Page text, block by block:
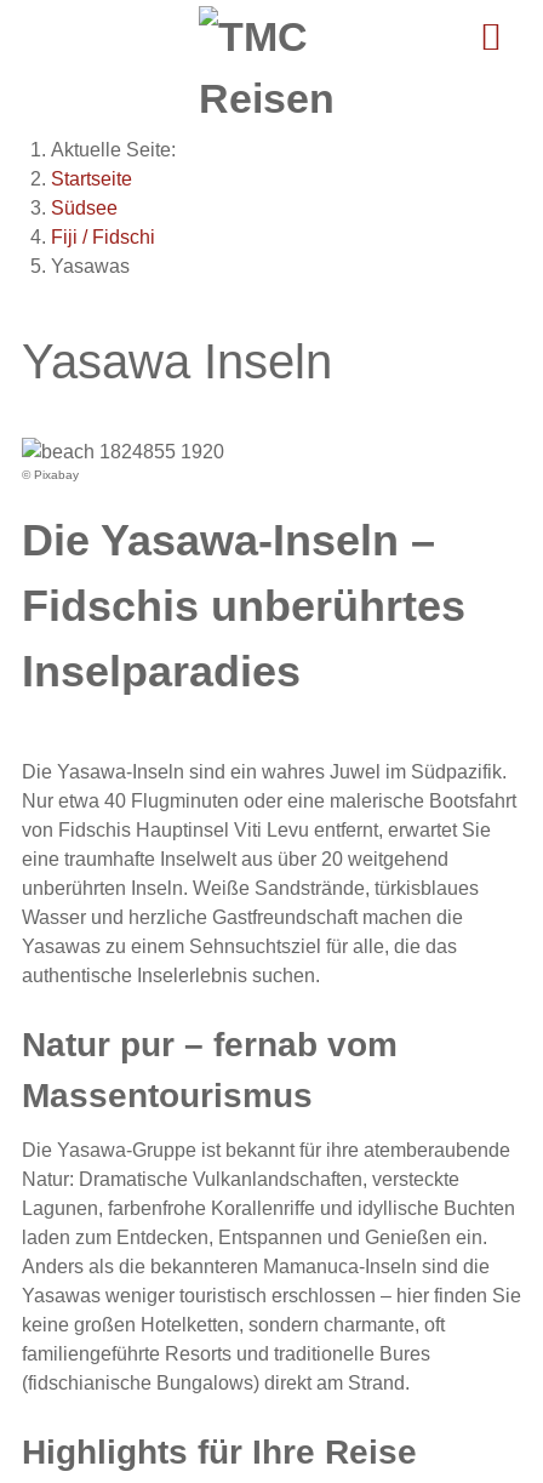
Aktuelle Seite:
Startseite
Südsee
Fiji / Fidschi
Yasawas
Yasawa Inseln
© Pixabay
Die Yasawa-Inseln –
Fidschis unberührtes
Inselparadies
Die Yasawa-Inseln sind ein wahres Juwel im Südpazifik.
Nur etwa 40 Flugminuten oder eine malerische Bootsfahrt
von Fidschis Hauptinsel Viti Levu entfernt, erwartet Sie
eine traumhafte Inselwelt aus über 20 weitgehend
unberührten Inseln. Weiße Sandstrände, türkisblaues
Wasser und herzliche Gastfreundschaft machen die
Yasawas zu einem Sehnsuchtsziel für alle, die das
authentische Inselerlebnis suchen.
Natur pur – fernab vom
Massentourismus
Die Yasawa-Gruppe ist bekannt für ihre atemberaubende
Natur: Dramatische Vulkanlandschaften, versteckte
Lagunen, farbenfrohe Korallenriffe und idyllische Buchten
laden zum Entdecken, Entspannen und Genießen ein.
Anders als die bekannteren Mamanuca-Inseln sind die
Yasawas weniger touristisch erschlossen – hier finden Sie
keine großen Hotelketten, sondern charmante, oft
familiengeführte Resorts und traditionelle Bures
(fidschianische Bungalows) direkt am Strand.
Highlights für Ihre Reise